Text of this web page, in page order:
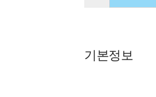
기본정보